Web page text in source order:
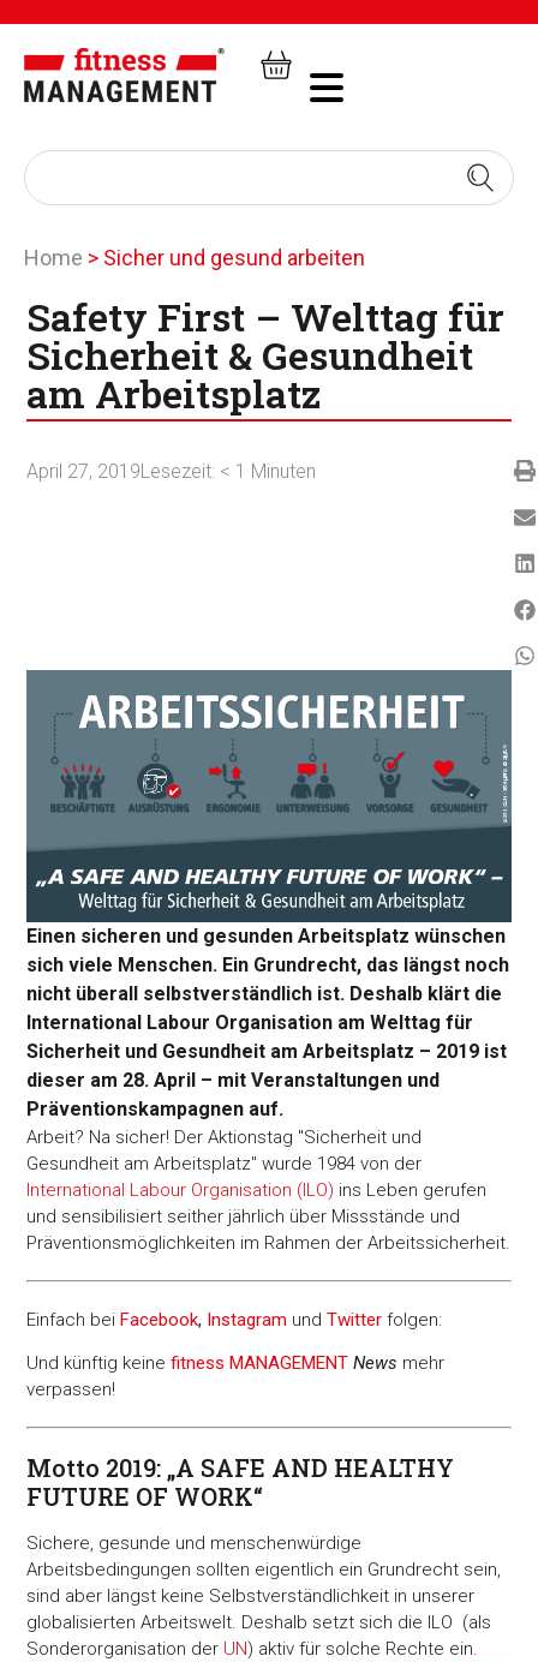
Home > Sicher und gesund arbeiten
Safety First – Welttag für
Sicherheit & Gesundheit
am Arbeitsplatz
April 27, 2019Lesezeit: < 1 Minuten
Einen sicheren und gesunden Arbeitsplatz wünschen
sich viele Menschen. Ein Grundrecht, das längst noch
nicht überall selbstverständlich ist. Deshalb klärt die
International Labour Organisation am Welttag für
Sicherheit und Gesundheit am Arbeitsplatz – 2019 ist
dieser am 28. April – mit Veranstaltungen und
Präventionskampagnen auf.
Arbeit? Na sicher! Der Aktionstag "Sicherheit und
Gesundheit am Arbeitsplatz" wurde 1984 von der
International Labour Organisation (ILO) ins Leben gerufen
und sensibilisiert seither jährlich über Missstände und
Präventionsmöglichkeiten im Rahmen der Arbeitssicherheit.
Einfach beiFacebook, Instagram undTwitter folgen:
Und künftig keine fitnessMANAGEMENT News mehr
verpassen!
Motto 2019: „A SAFE AND HEALTHY
FUTURE OF WORK“
Sichere, gesunde und menschenwürdige
Arbeitsbedingungen sollten eigentlich ein Grundrecht sein,
sind aber längst keine Selbstverständlichkeit in unserer
globalisierten Arbeitswelt. Deshalb setzt sich die ILO (als
Sonderorganisation der UN) aktiv für solche Rechte ein.